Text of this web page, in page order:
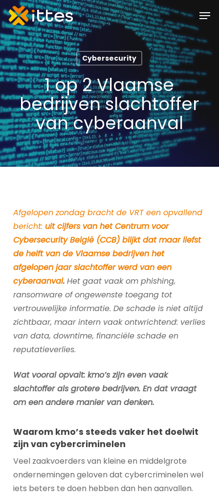
Skip
to
main
content
Cybersecurity
1 op 2 Vlaamse
bedrijven slachtoffer
van cyberaanval
Afgelopen zondag bracht de VRT een opvallend
bericht: uit cijfers van het Centrum voor
Cybersecurity België (CCB) blijkt dat maar liefst
de helft van de Vlaamse bedrijven het
afgelopen jaar slachtoffer werd van een
cyberaanval.Het gaat vaak om phishing,
ransomware of ongewenste toegang tot
vertrouwelijke informatie. De schade is niet altijd
zichtbaar, maar intern vaak ontwrichtend: verlies
van data, downtime, financiële schade en
reputatieverlies.
Wat vooral opvalt: kmo’s zijn even vaak
slachtoffer als grotere bedrijven. En dat vraagt
om een andere manier van denken.
Waarom kmo’s steeds vaker het doelwit
zijn van cybercriminelen
Veel zaakvoerders van kleine en middelgrote
ondernemingen geloven dat cybercriminelen wel
iets beters te doen hebben dan hen aanvallen.